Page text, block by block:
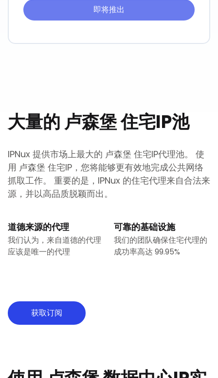
即将推出
大量的卢森堡住宅IP池
IPNux 提供市场上最大的 卢森堡 住宅IP代理池。 使
用 卢森堡 住宅IP，您将能够更有效地完成公共网络
抓取工作。 重要的是，IPNux 的住宅代理来自合法来
源，并以高品质脱颖而出。
道德来源的代理
我们认为，来自道德的代理
应该是唯一的代理
可靠的基础设施
我们的团队确保住宅代理的
成功率高达 99.95%
获取订阅